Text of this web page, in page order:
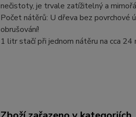
nečistoty, je trvale zatížitelný a
Počet nátěrů: U dřeva bez povrchové
obrušování!
1 litr stačí při jednom nátěru na cca 24